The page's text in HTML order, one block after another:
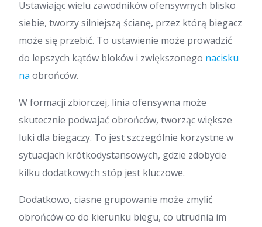
Ustawiając wielu zawodników ofensywnych blisko
siebie, tworzy silniejszą ścianę, przez którą biegacz
może się przebić. To ustawienie może prowadzić
do lepszych kątów bloków i zwiększonego nacisku
na obrońców.
W formacji zbiorczej, linia ofensywna może
skutecznie podwajać obrońców, tworząc większe
luki dla biegaczy. To jest szczególnie korzystne w
sytuacjach krótkodystansowych, gdzie zdobycie
kilku dodatkowych stóp jest kluczowe.
Dodatkowo, ciasne grupowanie może zmylić
obrońców co do kierunku biegu, co utrudnia im